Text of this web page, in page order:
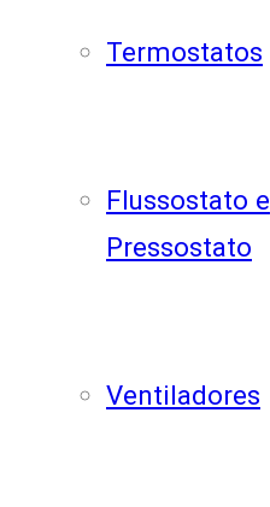
Termostatos
Flussostato e
Pressostato
Ventiladores